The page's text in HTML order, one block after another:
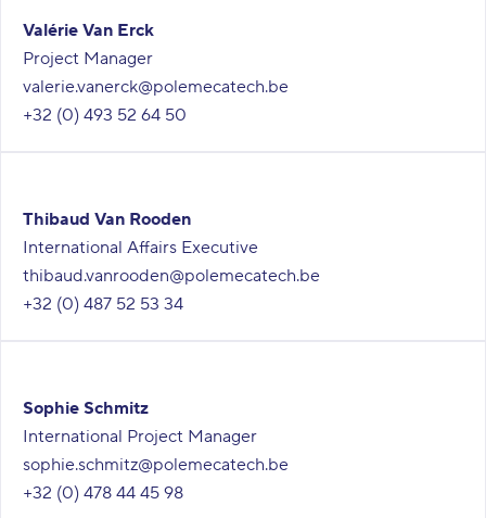
Valérie Van Erck
Project Manager
valerie.vanerck@polemecatech.be
+32 (0) 493 52 64 50
Thibaud Van Rooden
International Affairs Executive
thibaud.vanrooden@polemecatech.be
+32 (0) 487 52 53 34
Sophie Schmitz
International Project Manager
sophie.schmitz@polemecatech.be
+32 (0) 478 44 45 98